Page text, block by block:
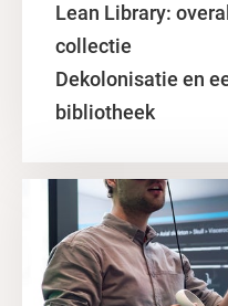
Lean Library:
collectie
Dekolonisatie en
bibliotheek